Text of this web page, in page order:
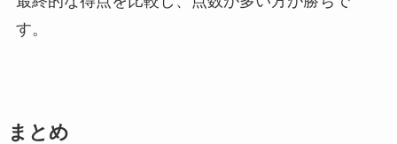
す。
まとめ